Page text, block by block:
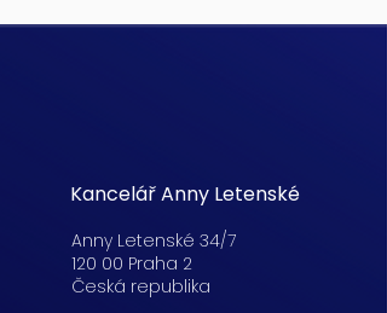
Kancelář Anny Letenské
Anny Letenské 34/7
120 00 Praha 2
Česká republika